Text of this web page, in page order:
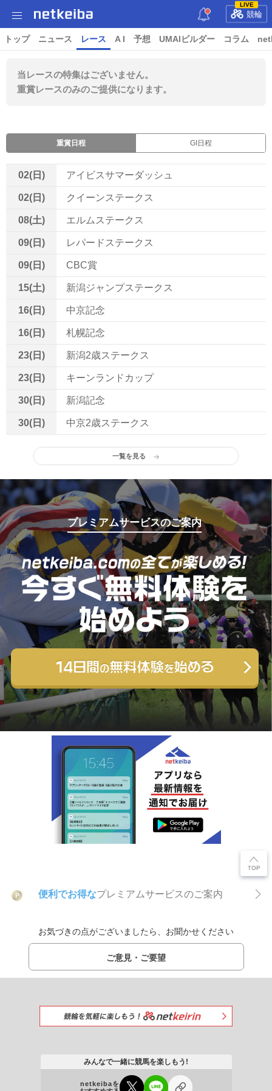
LIVE
競輪
トップ ニュース レース A I 予想 UMAIビルダー コラム
当レースの特集はございません。
重賞レースのみのご提供になります。
重賞日程 GI日程
02(日) アイビスサマーダッシュ
02(日) クイーンステークス
08(土) エルムステークス
09(日) レパードステークス
09(日) CBC賞
15(土) 新潟ジャンプステークス
16(日) 中京記念
16(日) 札幌記念
23(日) 新潟2歳ステークス
23(日) キーンランドカップ
30(日) 新潟記念
30(日) 中京2歳ステークス
一覧を見る
プレミアムサービスのご案内
P 便利でお得なプレミアムサービスのご案内
お気づきの点がございましたら、お聞かせください
ご意見・ご要望
みんなで一緒に競馬を楽しもう!
netkeibaを